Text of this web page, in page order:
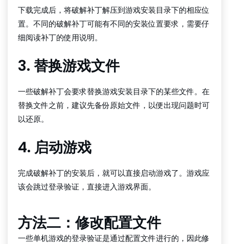
下载完成后，将破解补丁解压到游戏安装目录下的相应位
置。不同的破解补丁可能有不同的安装位置要求，需要仔
细阅读补丁的使用说明。
3. 替换游戏文件
一些破解补丁会要求替换游戏安装目录下的某些文件。在
替换文件之前，建议先备份原始文件，以便出现问题时可
以还原。
4. 启动游戏
完成破解补丁的安装后，就可以直接启动游戏了。游戏应
该会跳过登录验证，直接进入游戏界面。
方法二：修改配置文件
一些单机游戏的登录验证是通过配置文件进行的，因此修